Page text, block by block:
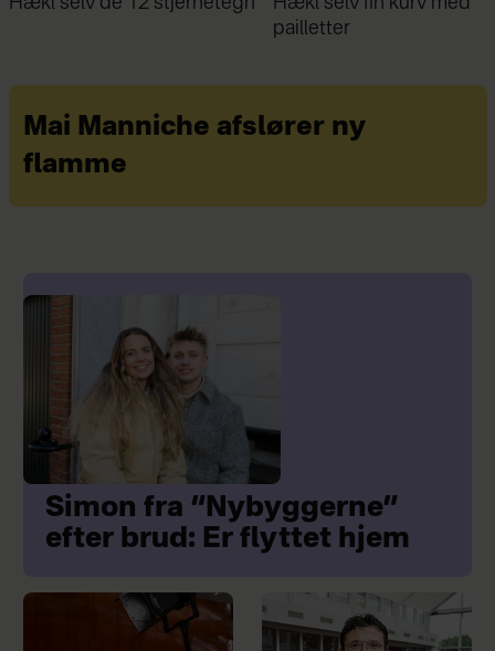
pailletter
Mai Manniche afslører ny
flamme
Simon fra “Nybyggerne”
efter brud: Er flyttet hjem